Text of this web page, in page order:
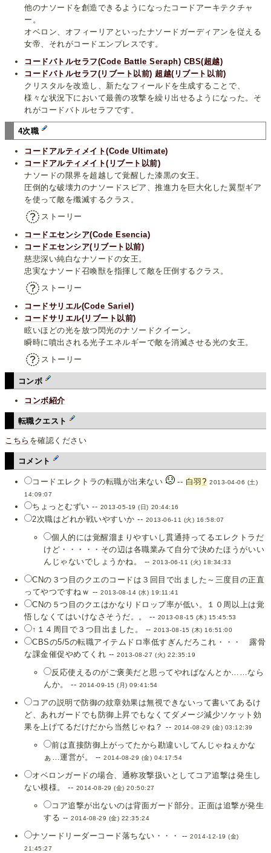
他のナソードを創造できるようになったコードアーキテクチャ
ー。
オベロン、オフィーリアといったナソードガーディアンを従える
女帝、それがコードエンプレスです。
コードバトルセラフ(Code Battle Seraph) CBS(超越)
コードバトルセラフ(リブート以前) 超越(リブート以前)
クリスタルを改造し、新たなフィールドを生成することで、
様々な状況下において最善の攻撃を繰り出せるようになった。そ
れがコードバトルセラフです。
4次職
コードアルティメイト(Code Ultimate)
コードアルティメイト(リブート以前)
ナソードの限界を超越して覚醒した漆黒の女王。
圧倒的な破壊力のナソードスピア、推進力を巨大化した翼型ギア
を使って敵を殲滅するクラス。
ストーリー
コードエセンシア(Code Esencia)
コードエセンシア(リブート以前)
慈悲深い純白なナソードの女王。
忠実なナソード召喚獣を指揮して敵を圧倒するクラス。
ストーリー
コードサリエル(Code Sariel)
コードサリエル(リブート以前)
眩いほどの光を放つ閃光のナソードクイーン。
瞬時に噴出される光子エネルギーで敵を消滅させる光の女王。
ストーリー
コンボ
コンボ紹介
転職クエスト
こちら を確認ください
コメント
コードエレクトラの転職が出来ない -- 白羽? 2013-04-06 (土)
14:09:07
ちょっとむずい -- 2013-05-19 (日) 20:44:16
2次職はどれか戦いやすいか -- 2013-06-11 (火) 16:58:07
個人的には覚醒溜まりやすいし貫通持ってるエレクトラだ
けど・・・・・その辺は各職業みて自分で決めたほうがいい
んじゃないでしょうかね。 --2013-06-11 (火) 18:34:33
CNの３つ目のクエのコードは３回目で出ました～三度目の正直
ってやつですねｗ --2013-08-14 (水) 19:11:41
CNの５つ目のクエはかなりドロップ率が低い。１０周以上は覚
悟しなくてはいけなさそうだ。。 -- 2013-08-15 (木) 15:45:53
↑１４周目で３つ目出ました。 --2013-08-15 (木) 16:51:00
CBSの5/5の転職アイテムドロ率低すぎんだろこれ・・・ 露骨
な課金催促やめてくれ --2013-08-27 (火) 22:35:19
反応使えるのがご褒美だと思ってやればなんとか……なら
んか。 -- 2014-09-15 (月) 09:41:54
コアの説明で防御の紋章効果は無視できないって書いてあるけ
ど、あれガードでも防御上昇でもなくてダメージ減少ソケット効
果を上げてるだけだから当然じゃね？ -- 2014-08-29 (金) 03:12:39
前は直接防御上がってたから勘違いしてんじゃねぇかな
ぁ…運営が。 --2014-08-29 (金) 04:17:54
オベロンガードの場合、通称攻撃扱いとしてコア追撃は発生し
ない模様。 -- 2014-08-29 (金) 20:50:27
コア追撃が出ないのは背面ガード部分。正面は追撃が発生
する --2014-08-29 (金) 22:35:24
ナソードリーダーコード落ちない・・・ --2014-12-19 (金)
21:45:27